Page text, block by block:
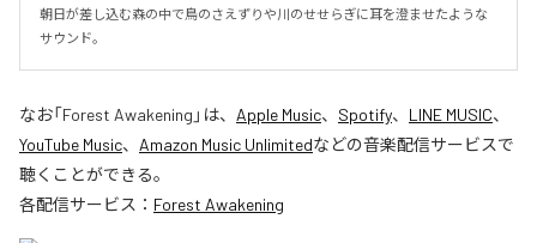
朝日が差し込む森の中で鳥のさえずりや川のせせらぎに耳を澄ませたような
サウンド。
なお「Forest Awakening 」は、 Apple Music、 Spotify、 LINE MUSIC、
YouTube Music、 Amazon Music Unlimitedなどの音楽配信サービスで
聴くことができる。
各配信サービス： Forest Awakening